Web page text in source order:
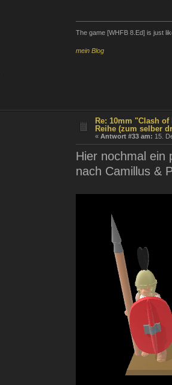
The game [WHFB 8.Ed] is just
mein Blog
Re: 10mm "Clash
Reihe (zum selber
«Antwort #33 am: 15.
Hier nochmal ein
nach Camillus &